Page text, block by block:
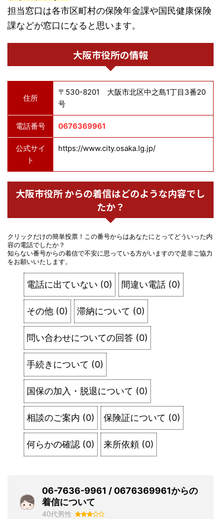
担当窓口は各市区町村の保険年金課や国民健康保険
課などが窓口になると思います。
大阪市役所の情報
住所
〒530-8201 大阪市北区中之島1丁目3番20
号
電話番号 0676369961
公式サイ
ト
https://www.city.osaka.lg.jp/
大阪市役所 からの着信はどのような内容でし
たか？
クリックだけの簡単投票！この番号からはあなたにとってどういった内
容の電話でしたか？
知らない番号からの着信で不安に思っている方がいますので是非ご協力
をお願いいたします。
電話に出ていない (0) 間違い電話 (0)
その他 (0) 滞納について (0)
問い合わせについての回答 (0)
手続きについて (0)
国保の加入・脱退について (0)
相談のご案内 (0) 保険証について (0)
何らかの確認 (0) 来所依頼 (0)
06-7636-9961 / 0676369961からの
着信について
40代男性